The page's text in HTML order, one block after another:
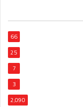
66
25
7
3
2٬090